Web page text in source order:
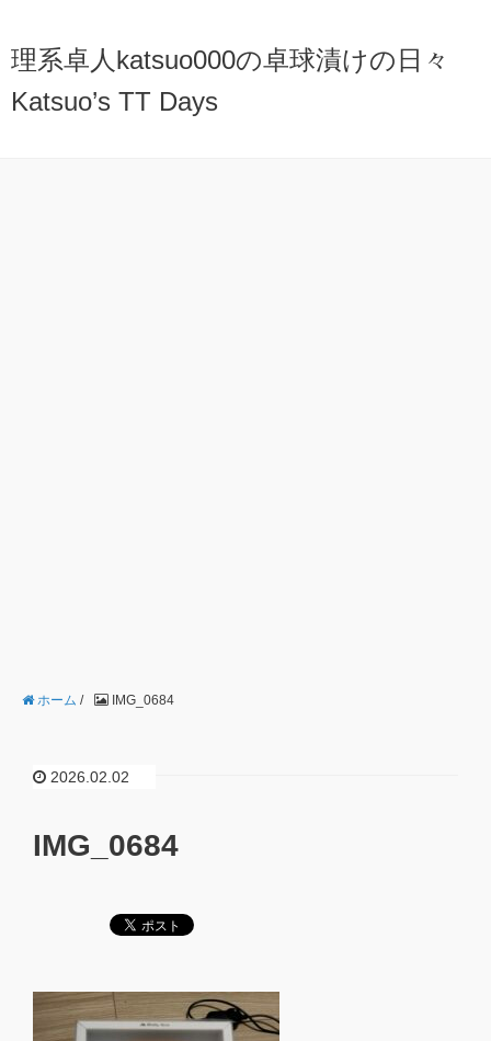
理系卓人katsuo000の卓球漬けの日々
Katsuo’s TT Days
ホーム / IMG_0684
2026.02.02
IMG_0684